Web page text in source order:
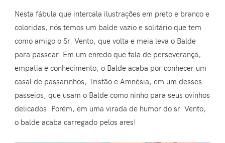
Nesta fábula que intercala ilustrações em preto e branco e
coloridas, nós temos um balde vazio e solitário que tem
como amigo o Sr. Vento, que volta e meia leva o Balde
para passear. Em um enredo que fala de perseverança,
empatia e conhecimento, o Balde acaba por conhecer um
casal de passarinhos, Tristão e Amnésia, em um desses
passeios, que usam o Balde como ninho para seus ovinhos
delicados. Porém, em uma virada de humor do sr. Vento,
o balde acaba carregado pelos ares!